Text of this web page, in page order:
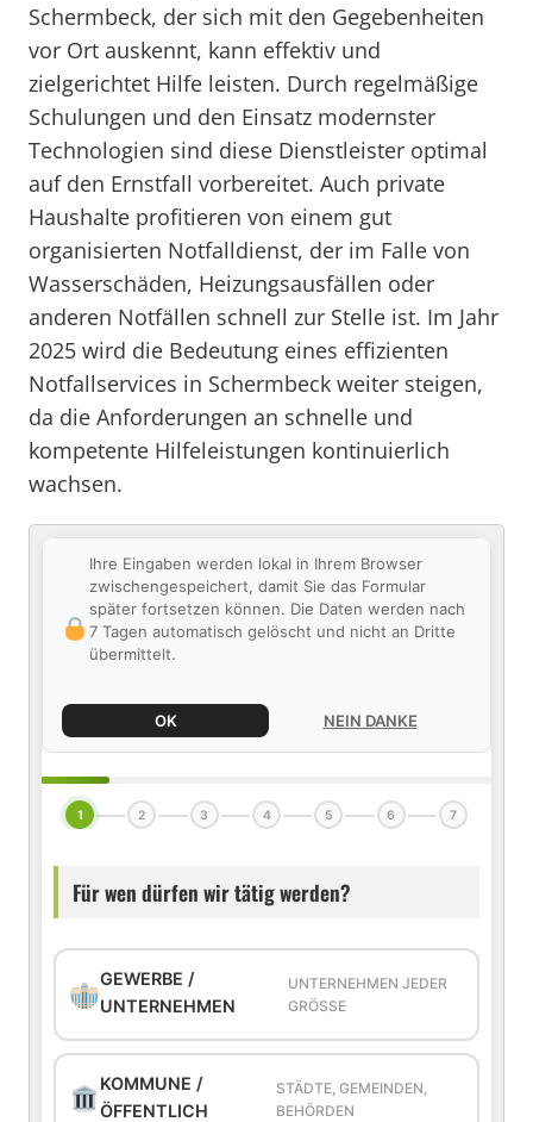
Schermbeck, der sich mit den Gegebenheiten
vor Ort auskennt, kann effektiv und
zielgerichtet Hilfe leisten. Durch regelmäßige
Schulungen und den Einsatz modernster
Technologien sind diese Dienstleister optimal
auf den Ernstfall vorbereitet. Auch private
Haushalte profitieren von einem gut
organisierten Notfalldienst, der im Falle von
Wasserschäden, Heizungsausfällen oder
anderen Notfällen schnell zur Stelle ist. Im Jahr
2025 wird die Bedeutung eines effizienten
Notfallservices in Schermbeck weiter steigen,
da die Anforderungen an schnelle und
kompetente Hilfeleistungen kontinuierlich
wachsen.
Ihre Eingaben werden lokal in Ihrem Browser
zwischengespeichert, damit Sie das Formular
später fortsetzen können. Die Daten werden nach
7 Tagen automatisch gelöscht und nicht an Dritte
übermittelt.
OK NEIN DANKE
1 2 3 4 5 6 7
Für wen dürfen wir tätig werden?
GEWERBE /
UNTERNEHMEN
UNTERNEHMEN JEDER
GRÖSSE
KOMMUNE /
ÖFFENTLICH
STÄDTE, GEMEINDEN,
BEHÖRDEN